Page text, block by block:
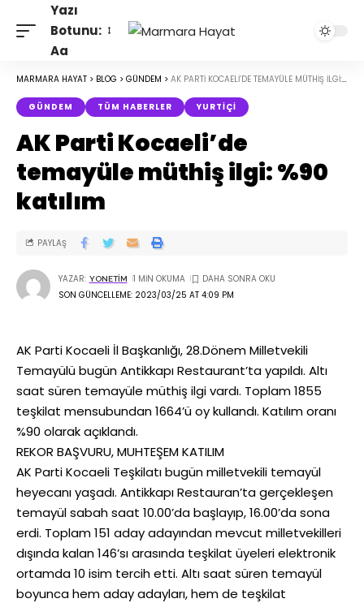
Yazı
Botunu:
Aa
MARMARA HAYAT > BLOG > GÜNDEM > AK PARTI KOCAELI’DE TEMAYÜLE MÜTHIŞ ILGI: %90 KATILIM
GÜNDEM TÜM HABERLER YURTIÇI
AK Parti Kocaeli’de
temayüle müthiş ilgi: %90
katılım
SON GÜNCELLEME: 2023/03/25 AT 4:09 PM
YAZAR: YONETIM 1 MIN OKUMA
PAYLAŞ
AK Parti Kocaeli İl Başkanlığı, 28.Dönem Milletvekili
Temayülü bugün Antikkapı Restaurant’ta yapıldı. Altı
saat süren temayüle müthiş ilgi vardı. Toplam 1855
teşkilat mensubundan 1664’ü oy kullandı. Katılım oranı
%90 olarak açıklandı.
REKOR BAŞVURU, MUHTEŞEM KATILIM
AK Parti Kocaeli Teşkilatı bugün milletvekili temayül
heyecanı yaşadı. Antikkapı Restauran’ta gerçekleşen
temayül sabah saat 10.00’da başlayıp, 16.00’da sona
erdi. Toplam 151 aday adayından mevcut milletvekilleri
dışında kalan 146’sı arasında teşkilat üyeleri elektronik
ortamda 10 isim tercih etti. Altı saat süren temayül
boyunca hem aday adayları, hem de teşkilat